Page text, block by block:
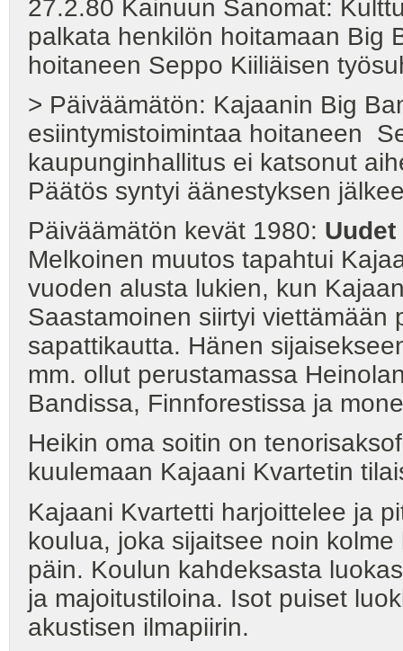
27.2.80 Kainuun Sanomat:
palkata henkilön hoitamaan Big
hoitaneen Seppo Kiiliäisen
> Päiväämätön: Kajaanin Big
esiintymistoimintaa hoitaneen
kaupunginhallitus ei katsonut
Päätös syntyi äänestyksen
Päiväämätön kevät 1980:
Melkoinen muutos tapahtui
vuoden alusta lukien, kun
Saastamoinen siirtyi viettämään
sapattikautta. Hänen
mm. ollut perustamassa
Bandissa, Finnforestissa ja
Heikin oma soitin on
kuulemaan Kajaani Kvartetin
Kajaani Kvartetti harjoittelee ja
koulua, joka sijaitsee noin
päin. Koulun kahdeksasta
ja majoitustiloina. Isot puiset
akustisen ilmapiirin.